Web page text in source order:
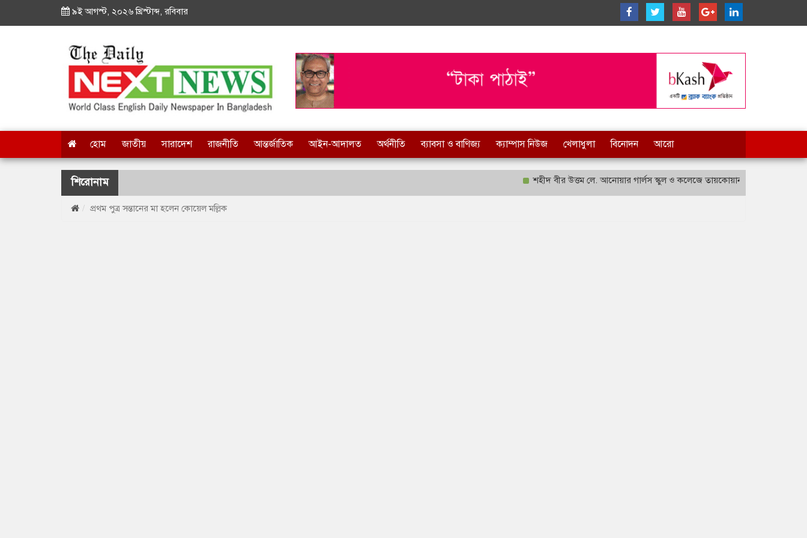
৯ই আগস্ট, ২০২৬ খ্রিস্টাব্দ, রবিবার
হোম জাতীয় সারাদেশ রাজনীতি আন্তর্জাতিক আইন-আদালত অর্থনীতি ব্যাবসা ও বাণিজ্য ক্যাম্পাস নিউজ খেলাধুলা বিনোদন আরো
শিরোনাম শহীদ বীর উত্তম লে. আনোয়ার গার্লস স্কুল ও কলেজে তায়কোয়ানডো প্রতিযোগিতা
প্রথম পুত্র সন্তানের মা হলেন কোয়েল মল্লিক